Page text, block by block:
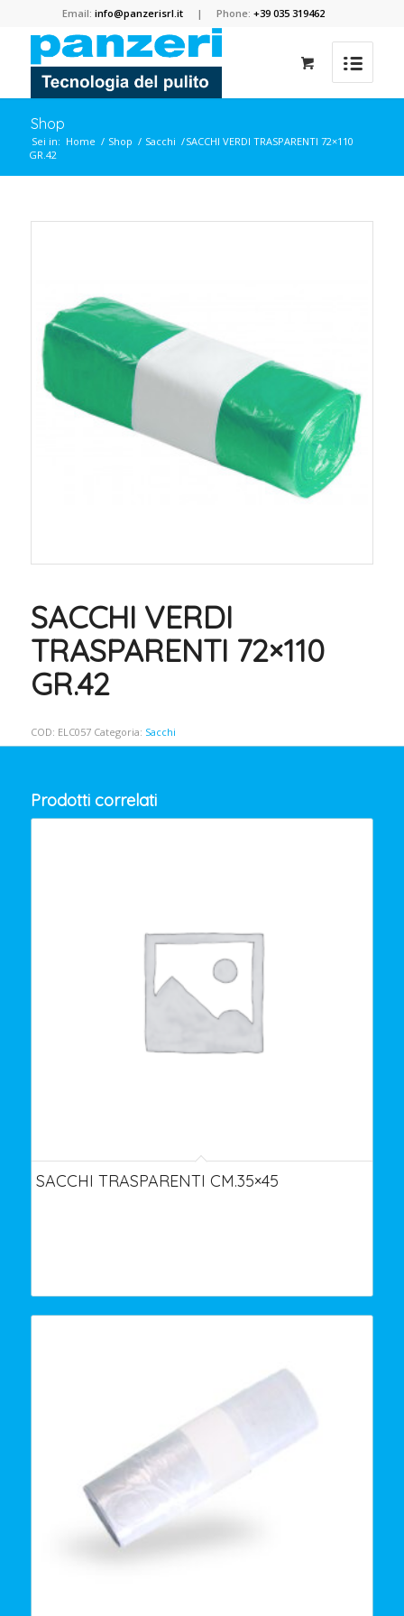
Email:info@panzerisrl.it | Phone:+39 035 319462
Shop
Sei in: Home / Shop / Sacchi /SACCHI VERDI TRASPARENTI 72×110
GR.42
SACCHI VERDI
TRASPARENTI 72×110
GR.42
COD: ELC057 Categoria: Sacchi
Prodotti correlati
SACCHI TRASPARENTI CM.35×45